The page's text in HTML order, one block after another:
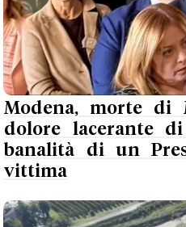
Modena, morte di
dolore lacerante
banalità di un
vittima